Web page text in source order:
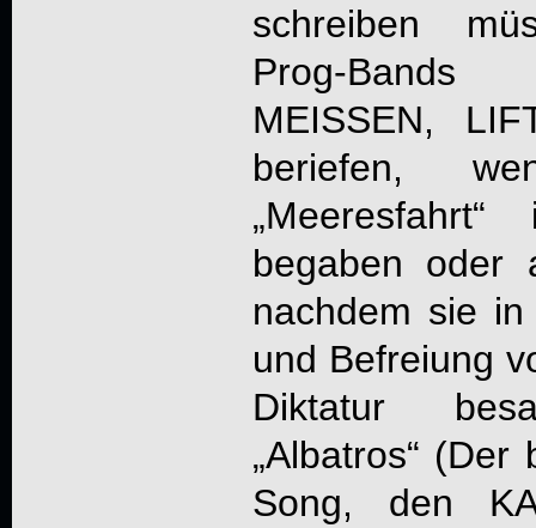
schreiben
Prog-
MEISSEN,
beriefen,
begaben oder
nachdem sie in
und Befreiung
Diktatur
„Albatros“
Song, den